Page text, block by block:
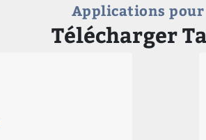
Applications
Télécharger